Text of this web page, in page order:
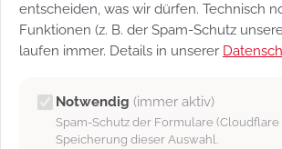
Dokumentenportal
Einstellungen
Formulare Einstellungen
Formulare
entscheiden, was wir dürfen. Technisch
Funktionen (z. B. der Spam-Schutz
laufen immer. Details in unserer
Notwendig (immer aktiv)
Spam-Schutz der Formulare (Cloudflare
Speicherung dieser Auswahl.